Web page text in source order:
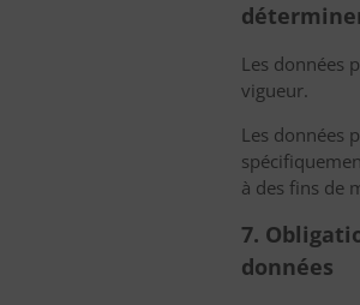
Les données
vigueur.
Les données
à des fins de
7.
données